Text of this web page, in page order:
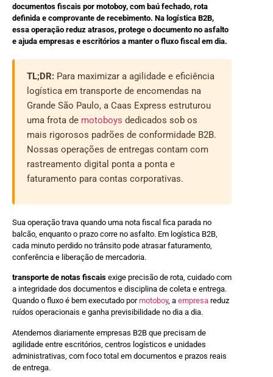
documentos fiscais por motoboy, com baú fechado, rota
definida e comprovante de recebimento. Na logística B2B,
essa operação reduz atrasos, protege o documento no asfalto
e ajuda empresas e escritórios a manter o fluxo fiscal em dia.
TL;DR: Para maximizar a agilidade e eficiência
logística em transporte de encomendas na
Grande São Paulo, a Caas Express estruturou
uma frota de motoboys dedicados sob os
mais rigorosos padrões de conformidade B2B.
Nossas operações de entregas contam com
rastreamento digital ponta a ponta e
faturamento para contas corporativas.
Sua operação trava quando uma nota fiscal fica parada no
balcão, enquanto o prazo corre no asfalto. Em logística B2B,
cada minuto perdido no trânsito pode atrasar faturamento,
conferência e liberação de mercadoria.
transporte de notas fiscais exige precisão de rota, cuidado com
a integridade dos documentos e disciplina de coleta e entrega.
Quando o fluxo é bem executado pormotoboy, a empresa reduz
ruídos operacionais e ganha previsibilidade no dia a dia.
Atendemos diariamente empresas B2B que precisam de
agilidade entre escritórios, centros logísticos e unidades
administrativas, com foco total em documentos e prazos reais
de entrega.